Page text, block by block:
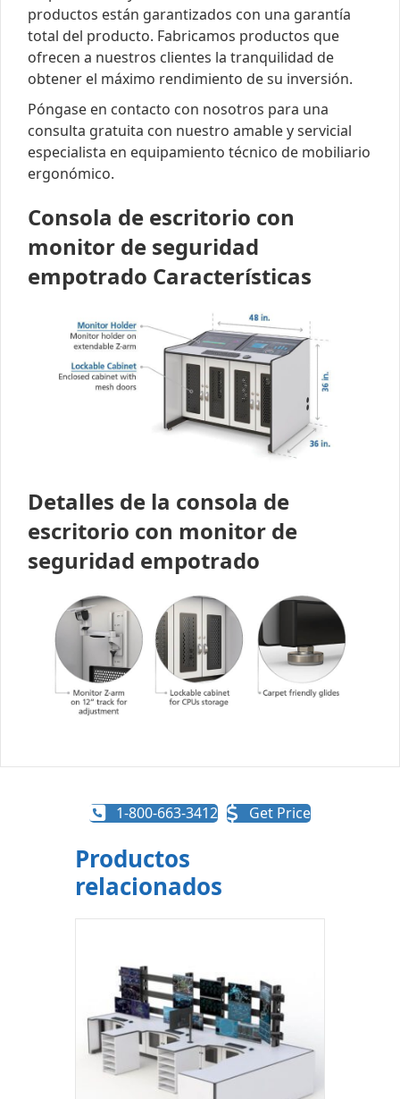
productos están garantizados con una garantía
total del producto. Fabricamos productos que
ofrecen a nuestros clientes la tranquilidad de
obtener el máximo rendimiento de su inversión.
Póngase en contacto con nosotros para una
consulta gratuita con nuestro amable y servicial
especialista en equipamiento técnico de mobiliario
ergonómico.
Consola de escritorio con
monitor de seguridad
empotrado Características
Detalles de la consola de
escritorio con monitor de
seguridad empotrado
1-800-663-3412 Get Price
Productos
relacionados